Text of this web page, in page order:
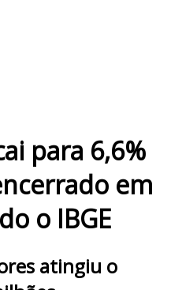
para 6,6%
em
o IBGE
atingiu o